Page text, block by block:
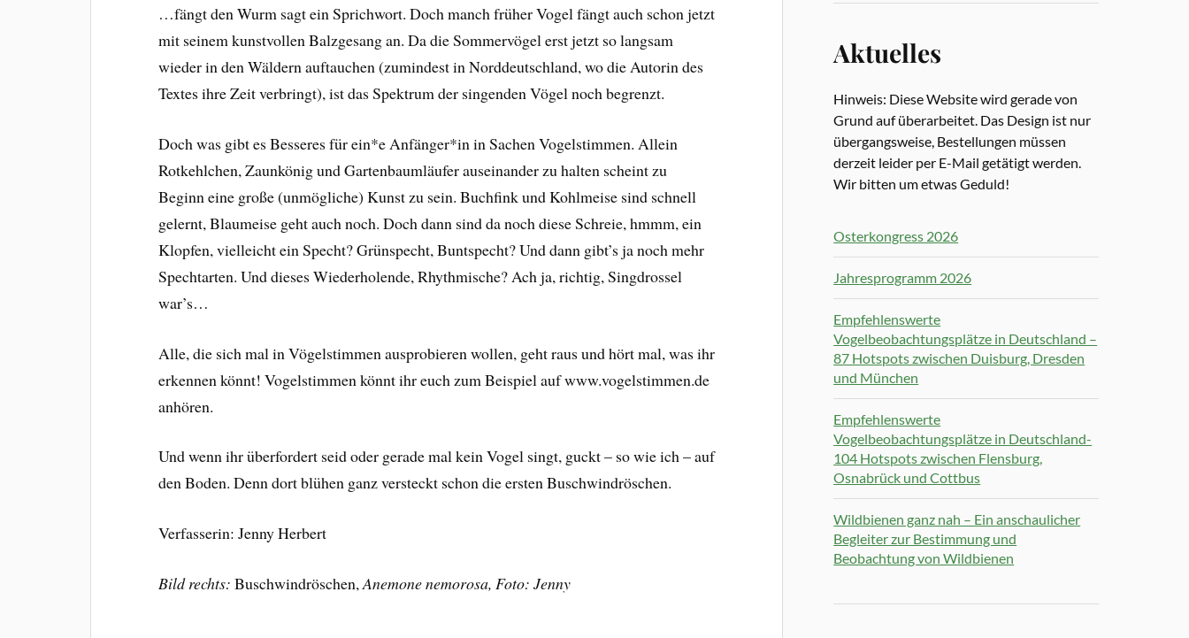
…fängt den Wurm sagt ein Sprichwort. Doch manch früher Vogel fängt auch schon jetzt
mit seinem kunstvollen Balzgesang an. Da die Sommervögel erst jetzt so langsam
wieder in den Wäldern auftauchen (zumindest in Norddeutschland, wo die Autorin des
Textes ihre Zeit verbringt), ist das Spektrum der singenden Vögel noch begrenzt.
Doch was gibt es Besseres für ein*e Anfänger*in in Sachen Vogelstimmen. Allein
Rotkehlchen, Zaunkönig und Gartenbaumläufer auseinander zu halten scheint zu
Beginn eine große (unmögliche) Kunst zu sein. Buchfink und Kohlmeise sind schnell
gelernt, Blaumeise geht auch noch. Doch dann sind da noch diese Schreie, hmmm, ein
Klopfen, vielleicht ein Specht? Grünspecht, Buntspecht? Und dann gibt’s ja noch mehr
Spechtarten. Und dieses Wiederholende, Rhythmische? Ach ja, richtig, Singdrossel
war’s…
Alle, die sich mal in Vögelstimmen ausprobieren wollen, geht raus und hört mal, was ihr
erkennen könnt! Vogelstimmen könnt ihr euch zum Beispiel auf www.vogelstimmen.de
anhören.
Und wenn ihr überfordert seid oder gerade mal kein Vogel singt, guckt – so wie ich – auf
den Boden. Denn dort blühen ganz versteckt schon die ersten Buschwindröschen.
Verfasserin: Jenny Herbert
Bild rechts: Buschwindröschen,Anemone nemorosa, Foto: Jenny
Aktuelles
Hinweis: Diese Website wird gerade von
Grund auf überarbeitet. Das Design ist nur
übergangsweise, Bestellungen müssen
derzeit leider per E-Mail getätigt werden.
Wir bitten um etwas Geduld!
Osterkongress 2026
Jahresprogramm 2026
Empfehlenswerte
Vogelbeobachtungsplätze in Deutschland –
87 Hotspots zwischen Duisburg, Dresden
und München
Empfehlenswerte
Vogelbeobachtungsplätze in Deutschland-
104 Hotspots zwischen Flensburg,
Osnabrück und Cottbus
Wildbienen ganz nah – Ein anschaulicher
Begleiter zur Bestimmung und
Beobachtung von Wildbienen